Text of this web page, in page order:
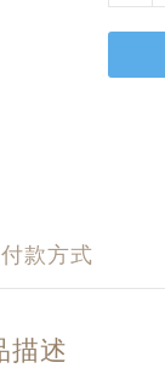
款方式
描述